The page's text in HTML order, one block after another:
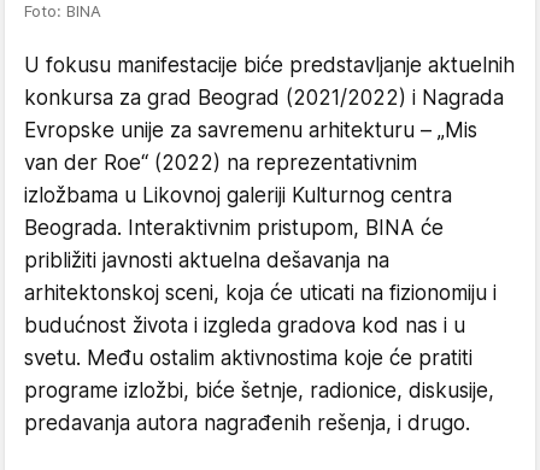
Foto: BINA
U fokusu manifestacije biće predstavljanje aktuelnih
konkursa za grad Beograd (2021/2022) i Nagrada
Evropske unije za savremenu arhitekturu – „Mis
van der Roe“ (2022) na reprezentativnim
izložbama u Likovnoj galeriji Kulturnog centra
Beograda. Interaktivnim pristupom, BINA će
približiti javnosti aktuelna dešavanja na
arhitektonskoj sceni, koja će uticati na fizionomiju i
budućnost života i izgleda gradova kod nas i u
svetu. Među ostalim aktivnostima koje će pratiti
programe izložbi, biće šetnje, radionice, diskusije,
predavanja autora nagrađenih rešenja, i drugo.